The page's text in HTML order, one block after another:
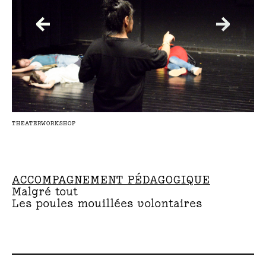
THEATERWORKSHOP
← →
ACCOMPAGNEMENT PÉDAGOGIQUE
Malgré tout
Les poules mouillées volontaires